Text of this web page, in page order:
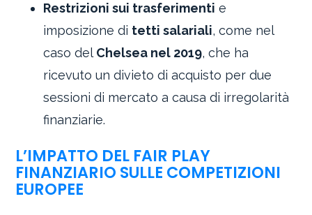
Restrizioni sui trasferimenti e
imposizione di tetti salariali, come nel
caso del Chelsea nel 2019, che ha
ricevuto un divieto di acquisto per due
sessioni di mercato a causa di irregolarità
finanziarie.
L’IMPATTO DEL FAIR PLAY
FINANZIARIO SULLE COMPETIZIONI
EUROPEE